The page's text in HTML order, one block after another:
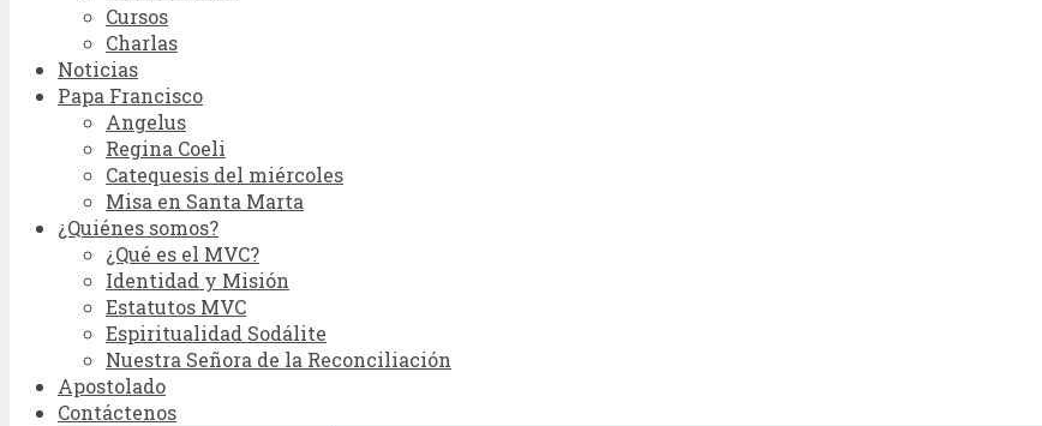
Cursos
Charlas
Noticias
Papa Francisco
Angelus
Regina Coeli
Catequesis del miércoles
Misa en Santa Marta
¿Quiénes somos?
¿Qué es el MVC?
Identidad y Misión
Estatutos MVC
Espiritualidad Sodálite
Nuestra Señora de la Reconciliación
Apostolado
Contáctenos